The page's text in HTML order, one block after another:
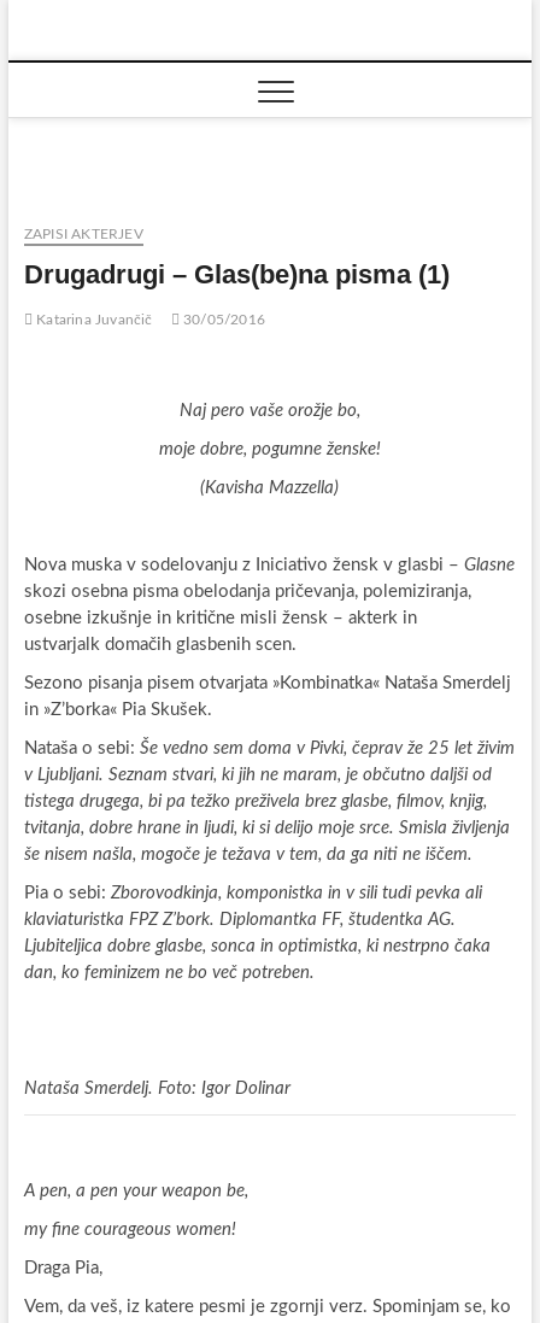
content
ZAPISI AKTERJEV
Drugadrugi – Glas(be)na pisma (1)
Katarina Juvančič 30/05/2016
Naj pero vaše orožje bo,
moje dobre, pogumne ženske!
(Kavisha Mazzella)
Nova muska v sodelovanju z Iniciativo žensk v glasbi – Glasne
skozi osebna pisma obelodanja pričevanja, polemiziranja,
osebne izkušnje in kritične misli žensk – akterk in
ustvarjalk domačih glasbenih scen.
Sezono pisanja pisem otvarjata »Kombinatka« Nataša Smerdelj
in »Z’borka« Pia Skušek.
Nataša o sebi: Še vedno sem doma v Pivki, čeprav že 25 let živim
v Ljubljani. Seznam stvari, ki jih ne maram, je občutno daljši od
tistega drugega, bi pa težko preživela brez glasbe, filmov, knjig,
tvitanja, dobre hrane in ljudi, ki si delijo moje srce. Smisla življenja
še nisem našla, mogoče je težava v tem, da ga niti ne iščem.
Pia o sebi: Zborovodkinja, komponistka in v sili tudi pevka ali
klaviaturistka FPZ Z’bork. Diplomantka FF, študentka AG.
Ljubiteljica dobre glasbe, sonca in optimistka, ki nestrpno čaka
dan, ko feminizem ne bo več potreben.
Nataša Smerdelj. Foto: Igor Dolinar
A pen, a pen your weapon be,
my fine courageous women!
Draga Pia,
Vem, da veš, iz katere pesmi je zgornji verz. Spominjam se, ko